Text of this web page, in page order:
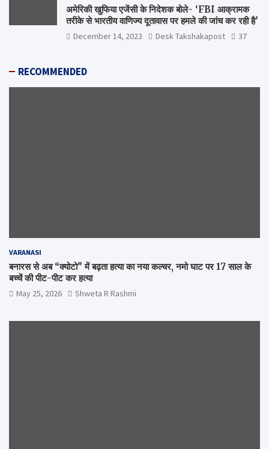
अमेरिकी खुफिया एजेंसी के निदेशक बोले- ‘FBI आक्रामक
तरीके से भारतीय वाणिज्य दूतावास पर हमले की जांच कर रही है’
December 14, 2023 Desk Takshakapost 37
RECOMMENDED
VARANASI
बनारस से अब “क्योटो” में बढ़ता हत्या का नया कल्चर, नमो घाट पर 17 साल के
बच्चें की पीट-पीट कर हत्या
May 25, 2026 Shweta R Rashmi